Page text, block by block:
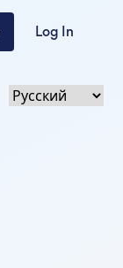
Log In